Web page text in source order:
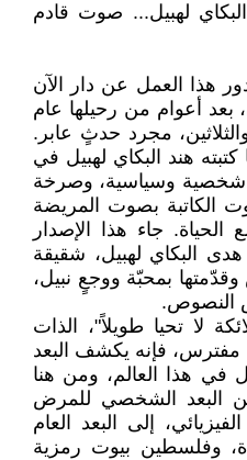
البكاي لهبيل... صوت قادم
هذا العمل عن دار الآن
أعوام من رحيلها عام
والثلاثين، مجرد حدثٍ عابر.
كتبته هند البكاي لهبيل في
شخصية وسياسية، وصرخة
الكاتبة بصوت المريضة
جاء هذا الإصدار
هدى البكاي لهبيل، شقيقة
بمحبّة ووجعٍ نبيل،
النصوص.
لا تحيا طويلاً"، الذات
فإنه يكشف البعد
في هذا العالم، ومن هنا
البعد الشخصي للمرض
إلى البعد العام
وفلسطين بيوت رمزية